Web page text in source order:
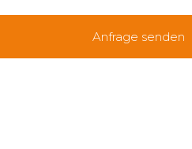
Anfrage senden